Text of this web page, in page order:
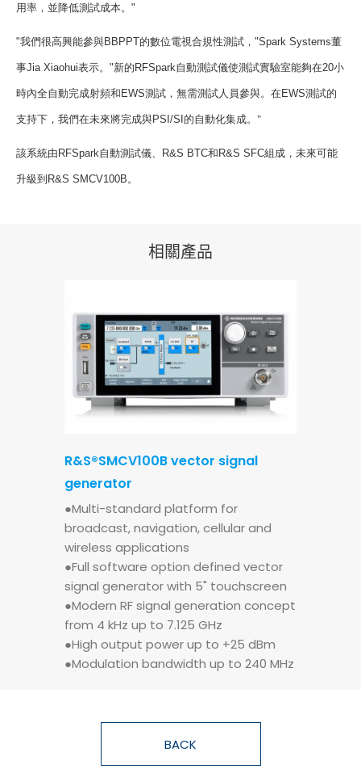
用率，並降低測試成本。 "
"我們很高興能參與BBPPT的數位電視合規性測試， "Spark Systems董
事Jia Xiaohui表示。 "新的 RFSpark自動測試儀使測試實驗室能夠在20小
時內全自動完成射頻和 EWS測試，無需測試人員參與。在EWS測試的
支持下，我們在未來將完成與PSI/SI 的自動化集成。"
該系統由 RFSpark自動測試儀、 R&S BTC和 R&S SFC組成，未來可能
升級到 R&S SMCV100B 。
相關產品
R&S®SMCV100B vector signal
generator
●Multi-standard platform for
broadcast, navigation, cellular and
wireless applications
●Full software option defined vector
signal generator with 5" touchscreen
●Modern RF signal generation concept
from 4 kHz up to 7.125 GHz
●High output power up to +25 dBm
●Modulation bandwidth up to 240 MHz
BACK